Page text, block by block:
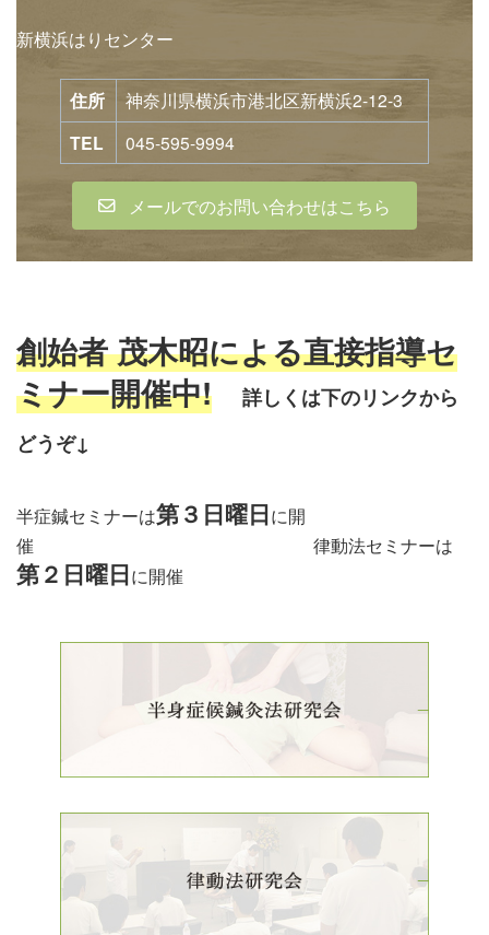
新横浜はりセンター
住所 神奈川県横浜市港北区新横浜2-12-3
TEL 045-595-9994
メールでのお問い合わせはこちら
創始者 茂木昭による直接指導セ
ミナー開催中!
詳しくは下のリンクから
どうぞ↓
半症鍼セミナーは第３日曜日に開
催 律動法セミナーは
第２日曜日に開催